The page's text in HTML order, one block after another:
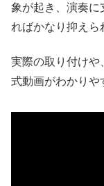
象が起き、演奏に
ればかなり抑えら
実際の取り付けや
式動画がわかりや